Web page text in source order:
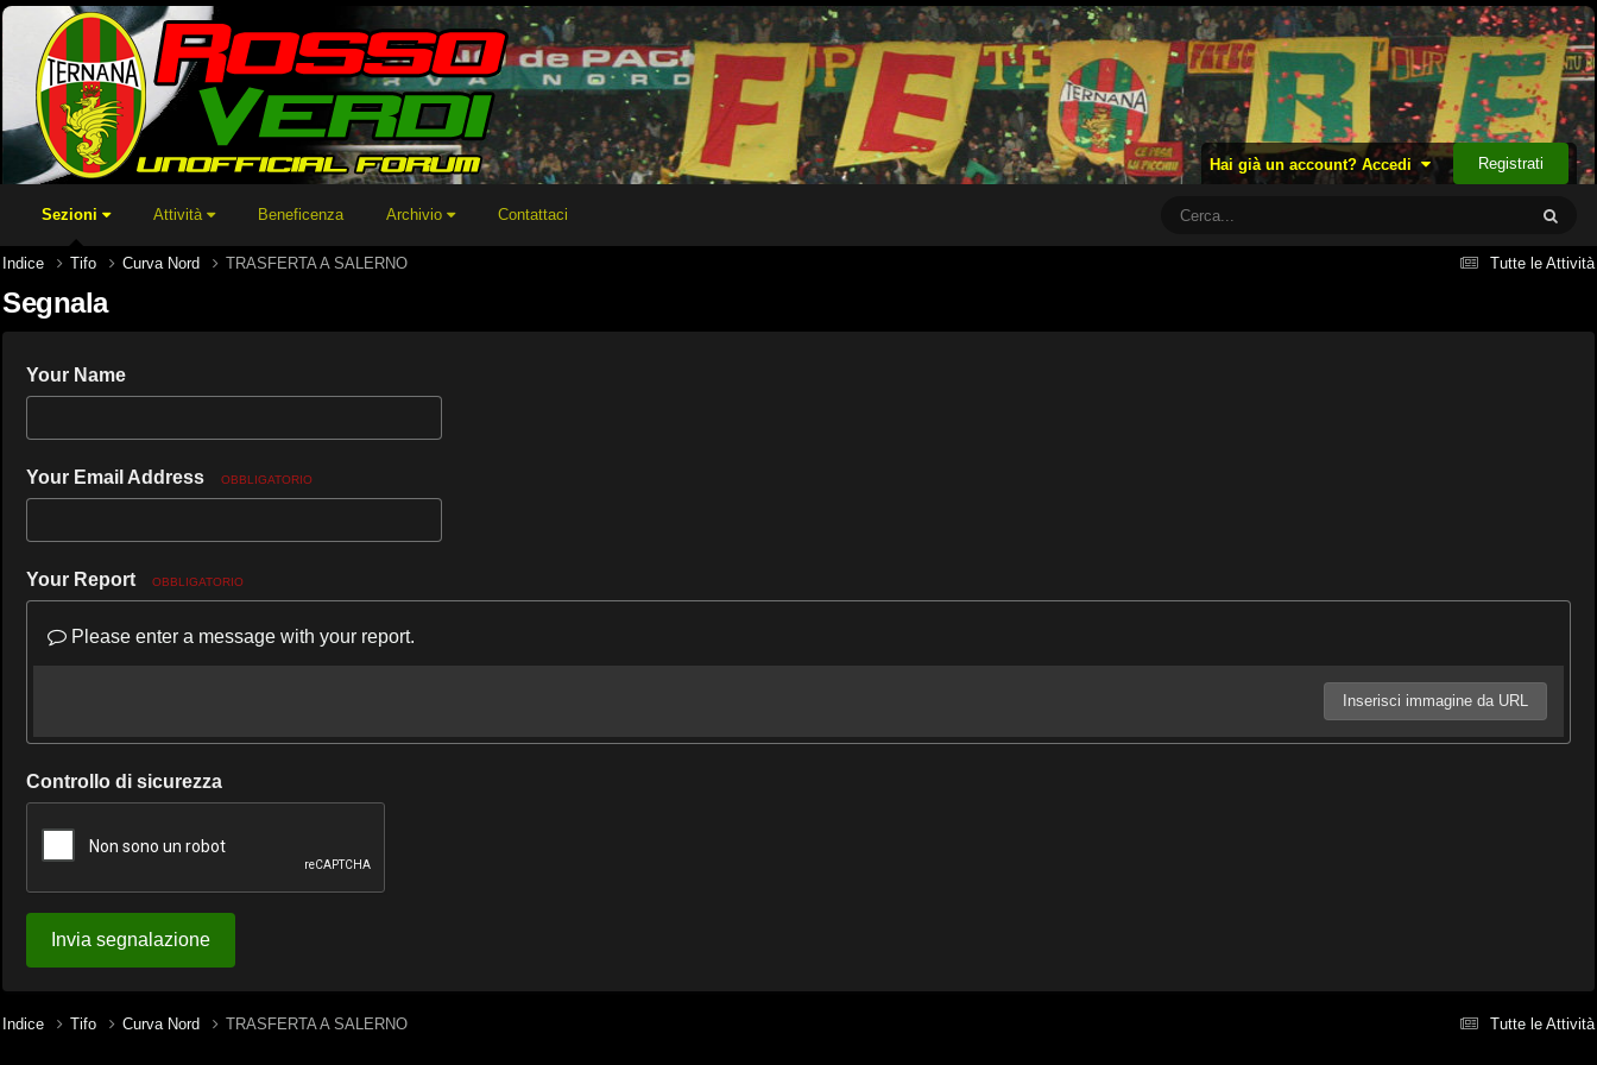
Hai già un account? Accedi Registrati
Sezioni Attività Beneficenza Archivio Contattaci
Tutte le Attività
Indice Tifo Curva Nord TRASFERTA A SALERNO
Segnala
Your Name
Your Email Address OBBLIGATORIO
Your Report OBBLIGATORIO
Please enter a message with your report.
Inserisci immagine da URL
Controllo di sicurezza
Invia segnalazione
Tutte le Attività
Indice Tifo Curva Nord TRASFERTA A SALERNO